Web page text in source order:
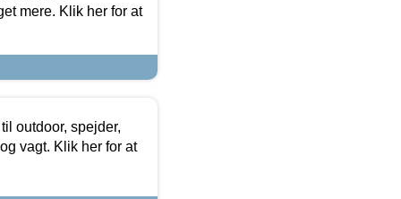
mere. Klik her for at
outdoor, spejder,
vagt. Klik her for at